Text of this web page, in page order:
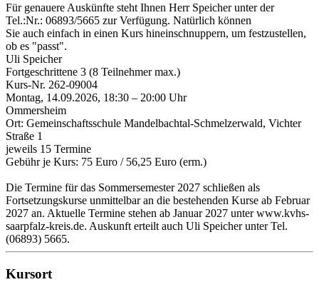
Für genauere Auskünfte steht Ihnen Herr Speicher unter der
Tel.:Nr.: 06893/5665 zur Verfügung. Natürlich können
Sie auch einfach in einen Kurs hineinschnuppern, um festzustellen,
ob es "passt".
Uli Speicher
Fortgeschrittene 3 (8 Teilnehmer max.)
Kurs-Nr. 262-09004
Montag, 14.09.2026, 18:30 – 20:00 Uhr
Ommersheim
Ort: Gemeinschaftsschule Mandelbachtal-Schmelzerwald, Vichter
Straße 1
jeweils 15 Termine
Gebühr je Kurs: 75 Euro / 56,25 Euro (erm.)
Die Termine für das Sommersemester 2027 schließen als
Fortsetzungskurse unmittelbar an die bestehenden Kurse ab Februar
2027 an. Aktuelle Termine stehen ab Januar 2027 unter www.kvhs-
saarpfalz-kreis.de. Auskunft erteilt auch Uli Speicher unter Tel.
(06893) 5665.
Kursort